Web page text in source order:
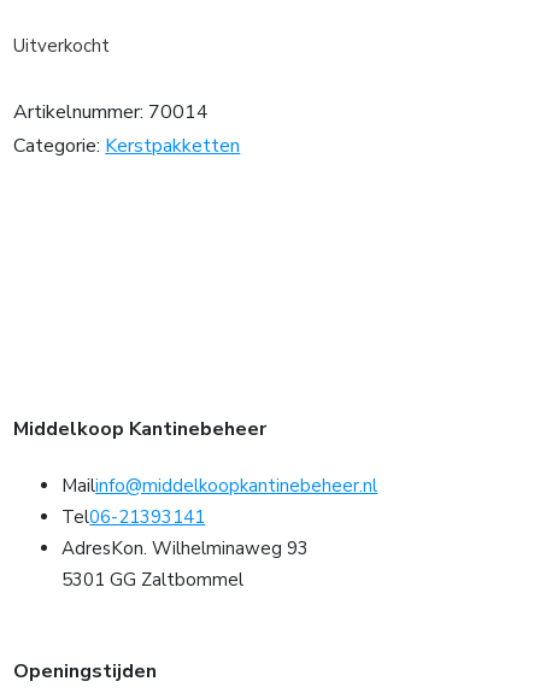
Uitverkocht
Artikelnummer: 70014
Categorie: Kerstpakketten
Middelkoop Kantinebeheer
Mailinfo@middelkoopkantinebeheer.nl
Tel06-21393141
AdresKon. Wilhelminaweg 93
5301 GG Zaltbommel
Openingstijden